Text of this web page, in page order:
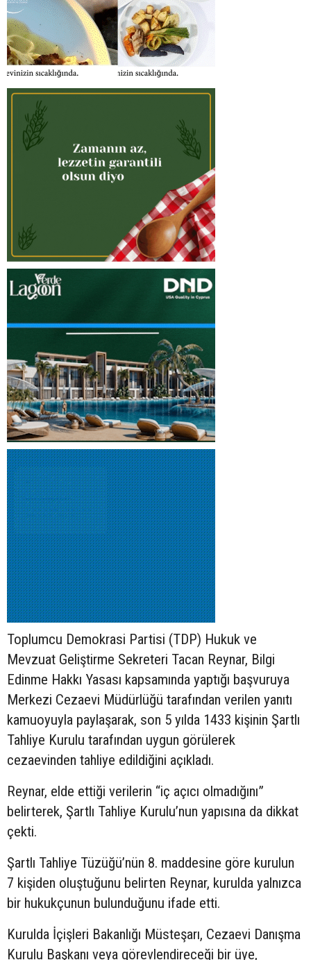
Toplumcu Demokrasi Partisi (TDP) Hukuk ve
Mevzuat Geliştirme Sekreteri Tacan Reynar, Bilgi
Edinme Hakkı Yasası kapsamında yaptığı başvuruya
Merkezi Cezaevi Müdürlüğü tarafından verilen yanıtı
kamuoyuyla paylaşarak, son 5 yılda 1433 kişinin Şartlı
Tahliye Kurulu tarafından uygun görülerek
cezaevinden tahliye edildiğini açıkladı.
Reynar, elde ettiği verilerin “iç açıcı olmadığını”
belirterek, Şartlı Tahliye Kurulu’nun yapısına da dikkat
çekti.
Şartlı Tahliye Tüzüğü’nün 8. maddesine göre kurulun
7 kişiden oluştuğunu belirten Reynar, kurulda yalnızca
bir hukukçunun bulunduğunu ifade etti.
Kurulda İçişleri Bakanlığı Müsteşarı, Cezaevi Danışma
Kurulu Başkanı veya görevlendireceği bir üye,